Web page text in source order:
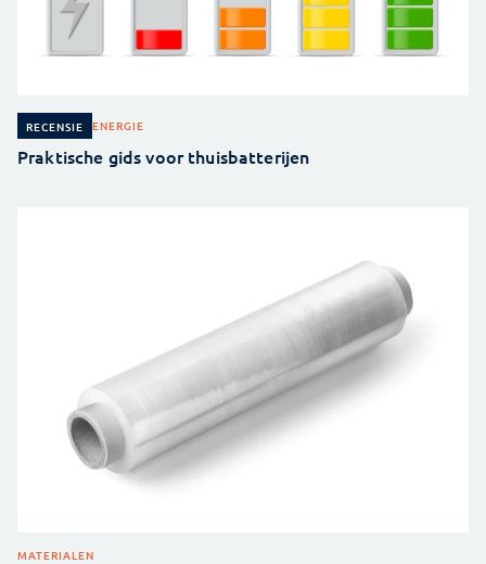
RECENSIE ENERGIE
Praktische gids voor thuisbatterijen
MATERIALEN